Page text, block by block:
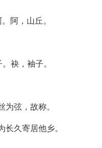
阿，山丘。
袂，袖子。
弦，故称。
久寄居他乡。